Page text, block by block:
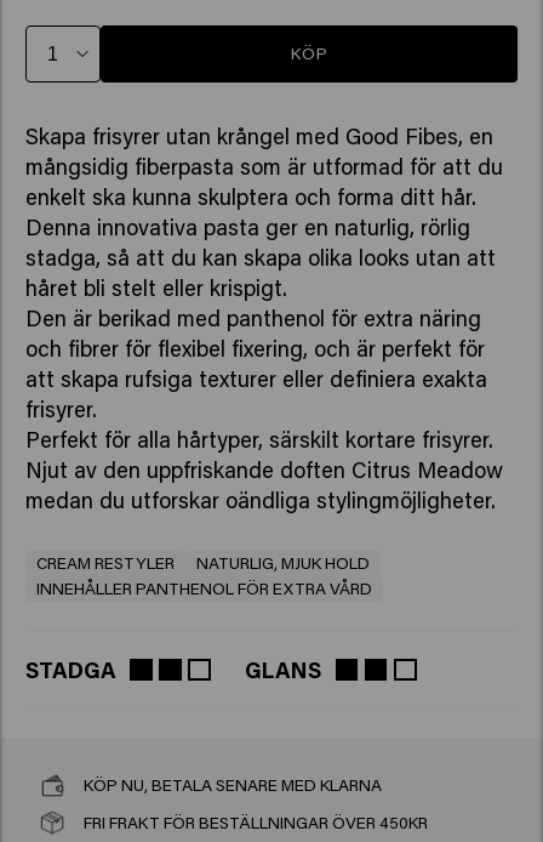
KÖP
Skapa frisyrer utan krångel med Good Fibes, en
mångsidig fiberpasta som är utformad för att du
enkelt ska kunna skulptera och forma ditt hår.
Denna innovativa pasta ger en naturlig, rörlig
stadga, så att du kan skapa olika looks utan att
håret bli stelt eller krispigt.
Den är berikad med panthenol för extra näring
och fibrer för flexibel fixering, och är perfekt för
att skapa rufsiga texturer eller definiera exakta
frisyrer.
Perfekt för alla hårtyper, särskilt kortare frisyrer.
Njut av den uppfriskande doften Citrus Meadow
medan du utforskar oändliga stylingmöjligheter.
CREAM RESTYLER
NATURLIG, MJUK HOLD
INNEHÅLLER PANTHENOL FÖR EXTRA VÅRD
STADGA GLANS
KÖP NU, BETALA SENARE MED KLARNA
FRI FRAKT FÖR BESTÄLLNINGAR ÖVER 450KR